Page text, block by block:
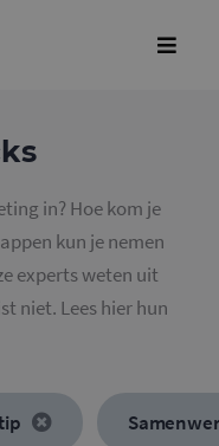
in? Hoe kom je
kun je nemen
experts weten uit
niet. Lees hier hun